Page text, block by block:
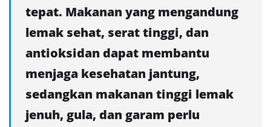
tepat. Makanan yang mengandung
lemak sehat, serat tinggi, dan
antioksidan dapat membantu
menjaga kesehatan jantung,
sedangkan makanan tinggi lemak
jenuh, gula, dan garam perlu